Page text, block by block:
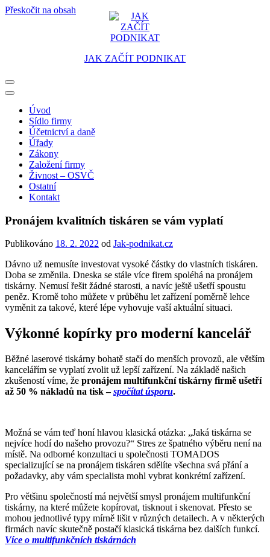
Přeskočit na obsah
JAK ZAČÍT PODNIKAT
Úvod
Sídlo firmy
Účetnictví a daně
Úřady
Zákony
Založení firmy
Živnost – OSVČ
Ostatní
Kontakt
Pronájem kvalitních tiskáren se vám vyplatí
Publikováno 18. 2. 2022 od Jak-podnikat.cz
Dávno už nemusíte investovat vysoké částky do vlastních tiskáren.
Doba se změnila. Dneska se stále více firem spoléhá na pronájem
tiskárny. Nemusí řešit žádné starosti, a navíc ještě ušetří spoustu
peněz. Kromě toho můžete v průběhu let zařízení poměrně lehce
vyměnit za takové, které lépe vyhovuje vaší aktuální situaci.
Výkonné kopírky pro moderní kancelář
Běžné laserové tiskárny bohatě stačí do menších provozů, ale větším
kancelářím se vyplatí zvolit už lepší zařízení. Na základě našich
zkušeností víme, že pronájem multifunkční tiskárny firmě ušetří
až 50 % nákladů na tisk –spočítat úsporu.
Možná se vám teď honí hlavou klasická otázka: „Jaká tiskárna se
nejvíce hodí do našeho provozu?“ Stres ze špatného výběru není na
místě. Na odborné konzultaci u společnosti TOMADOS
specializující se na pronájem tiskáren sdělíte všechna svá přání a
požadavky, aby vám specialista mohl vybrat konkrétní zařízení.
Pro většinu společností má největší smysl pronájem multifunkční
tiskárny, na které můžete kopírovat, tisknout i skenovat. Přesto se
mohou jednotlivé typy mírně lišit v různých detailech. A v některých
firmách navíc skutečně postačí klasická tiskárna bez dalších funkcí.
Více o multifunkčních tiskárnách